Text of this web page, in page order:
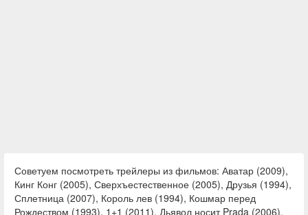
Советуем посмотреть трейлеры из фильмов: Аватар (2009),
Кинг Конг (2005), Сверхъестественное (2005), Друзья (1994),
Сплетница (2007), Король лев (1994), Кошмар перед
Рождеством (1993), 1+1 (2011), Дьявол носит Prada (2006),